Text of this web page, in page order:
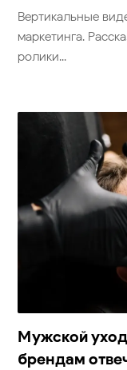
Вертикальные
маркетинга.
ролики...
Мужской
брендам